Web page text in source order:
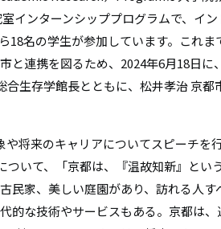
インターンシッププログラムで、イ
名の学生が参加しています。これま
と連携を図るため、2024年6月18日に
生存学館長とともに、松井孝治 京都
将来のキャリアについてスピーチを
いて、「京都は、『温故知新』とい
民家、美しい庭園があり、訪れる人す
的な技術やサービスもある。京都は